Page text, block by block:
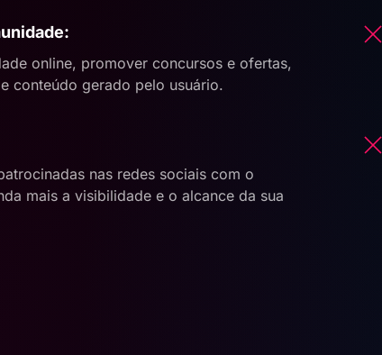
online, promover concursos e ofertas,
conteúdo gerado pelo usuário.
nas redes sociais com o
mais a visibilidade e o alcance da sua